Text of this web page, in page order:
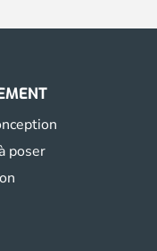
poser